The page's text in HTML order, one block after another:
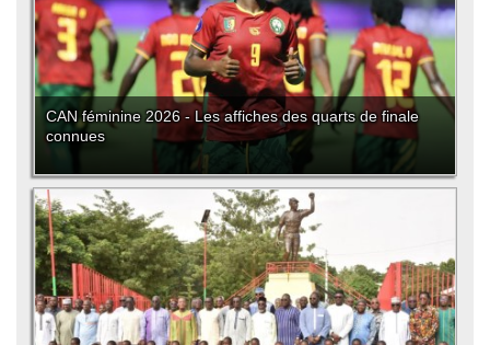
CAN féminine 2026 - Les affiches des quarts de finale
connues